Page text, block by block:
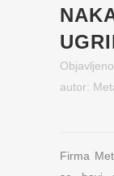
autor:
Firma